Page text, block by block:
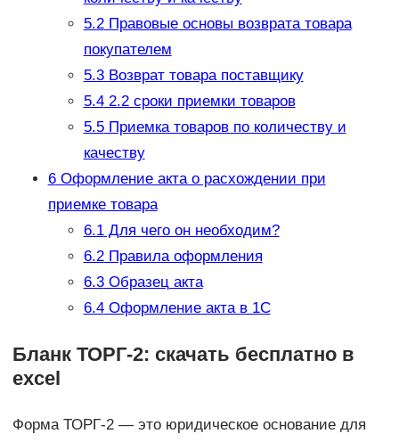
5.2Правовые основы возврата товара
покупателем
5.3Возврат товара поставщику
5.42.2 сроки приемки товаров
5.5Приемка товаров по количеству и
качеству
6Оформление акта о расхождении при
приемке товара
6.1Для чего он необходим?
6.2Правила оформления
6.3Образец акта
6.4Оформление акта в 1С
Бланк ТОРГ-2: скачать бесплатно в
excel
Форма ТОРГ-2 — это юридическое основание для